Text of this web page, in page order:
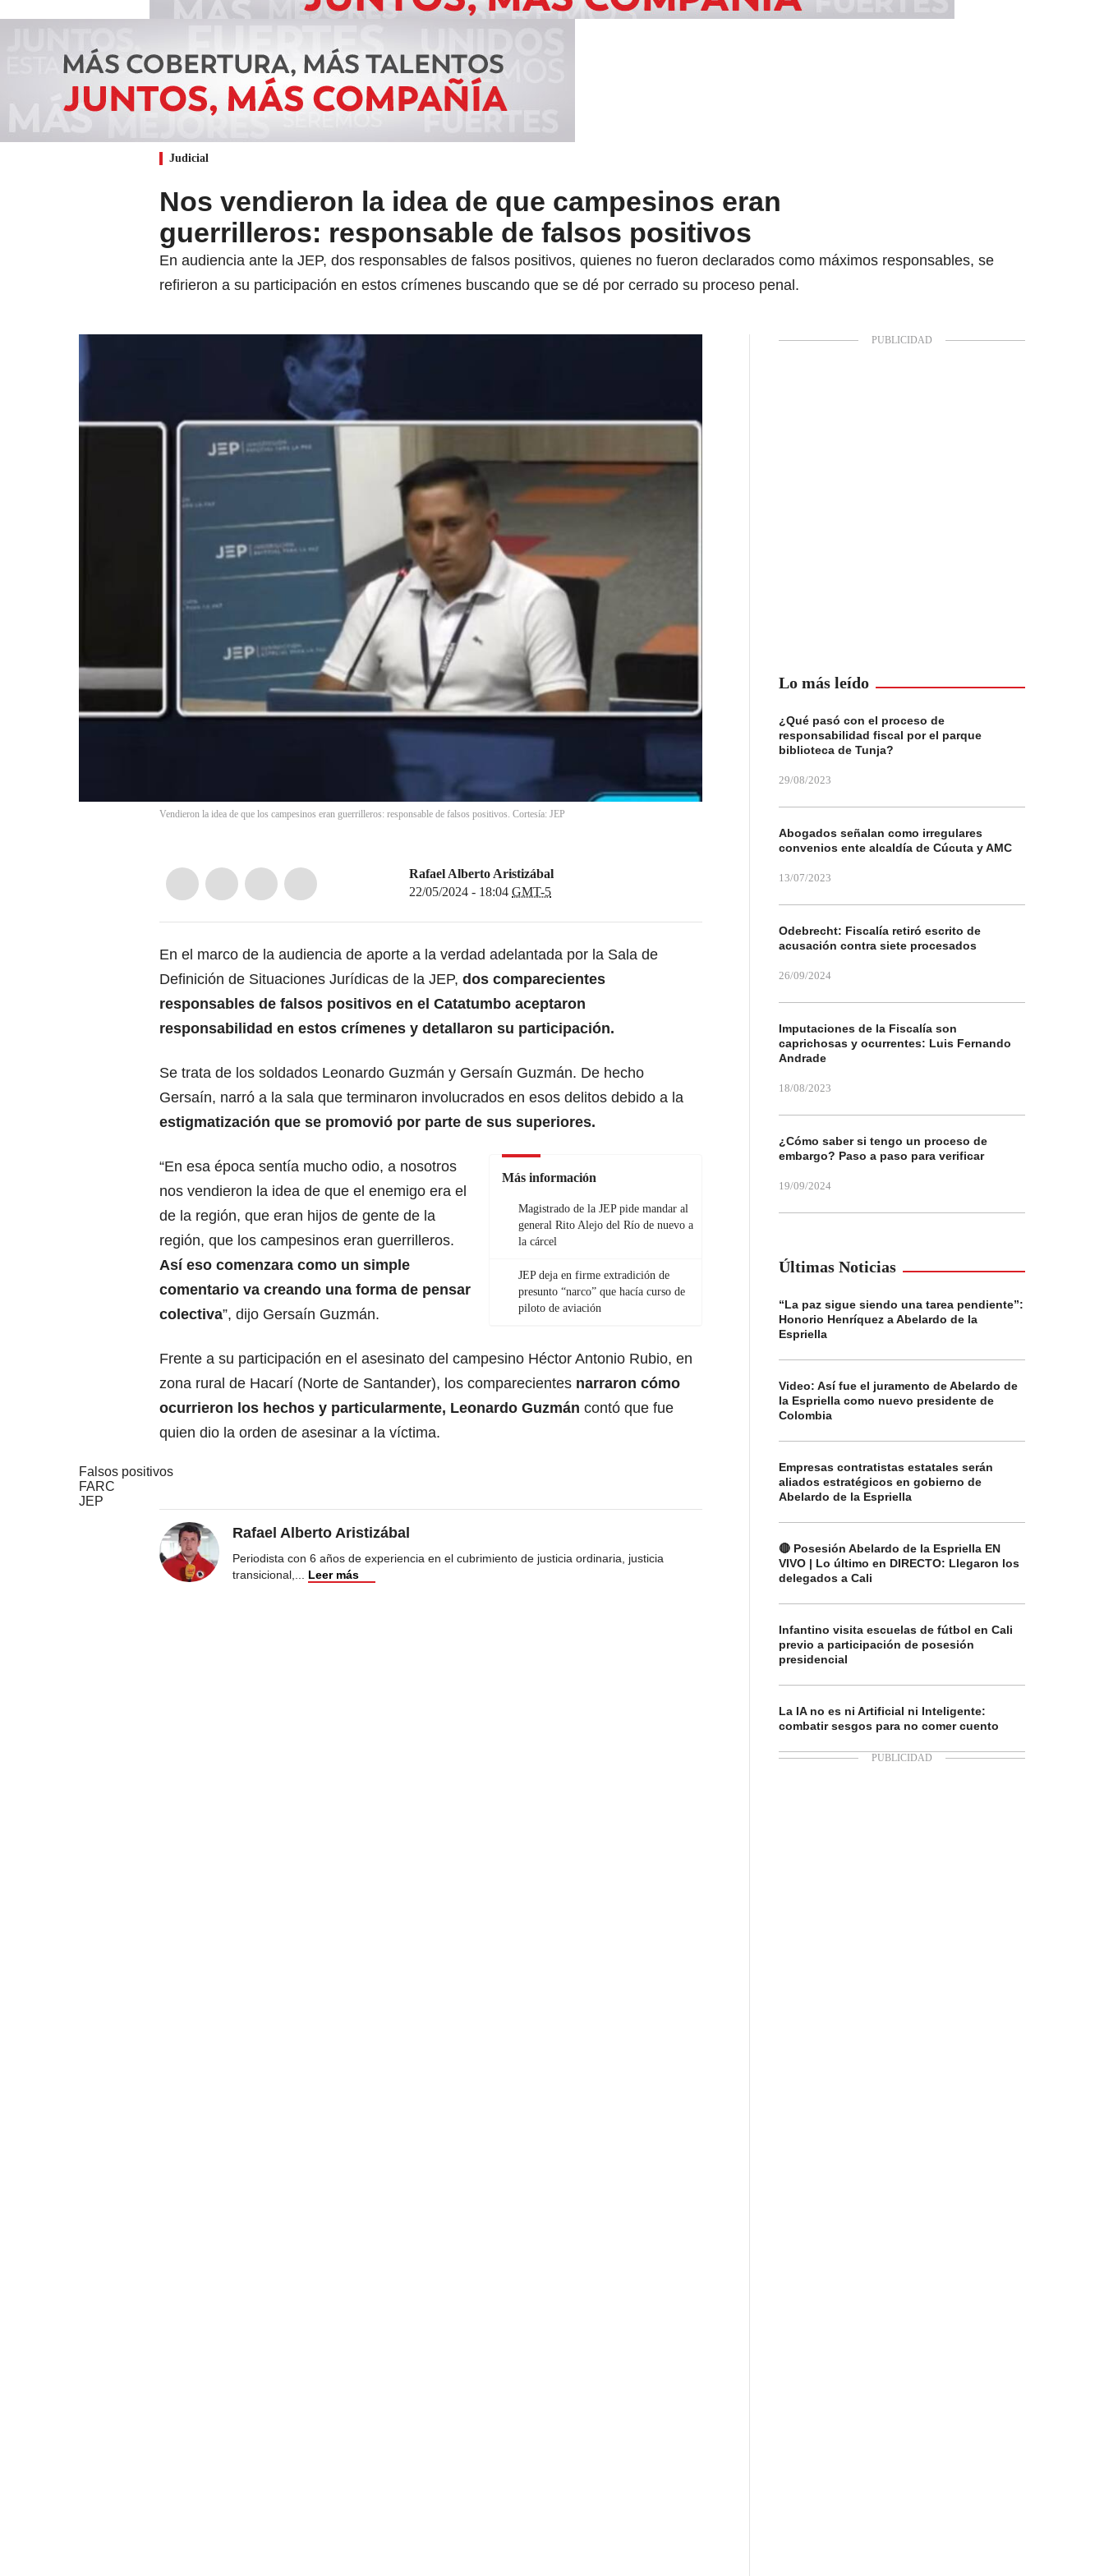
Judicial
Nos vendieron la idea de que campesinos eran
guerrilleros: responsable de falsos positivos
En audiencia ante la JEP, dos responsables de falsos positivos, quienes no fueron declarados como máximos responsables, se
refirieron a su participación en estos crímenes buscando que se dé por cerrado su proceso penal.
Vendieron la idea de que los campesinos eran guerrilleros: responsable de falsos positivos. Cortesía: JEP
Rafael Alberto Aristizábal
22/05/2024 - 18:04 GMT-5
En el marco de la audiencia de aporte a la verdad adelantada por la Sala de
Definición de Situaciones Jurídicas de la JEP, dos comparecientes
responsables de falsos positivos en el Catatumbo aceptaron
responsabilidad en estos crímenes y detallaron su participación.
Se trata de los soldados Leonardo Guzmán y Gersaín Guzmán. De hecho
Gersaín, narró a la sala que terminaron involucrados en esos delitos debido a la
estigmatización que se promovió por parte de sus superiores.
Más información
Magistrado de la JEP pide mandar al
general Rito Alejo del Río de nuevo a
la cárcel
JEP deja en firme extradición de
presunto “narco” que hacía curso de
piloto de aviación
“En esa época sentía mucho odio, a nosotros
nos vendieron la idea de que el enemigo era el
de la región, que eran hijos de gente de la
región, que los campesinos eran guerrilleros.
Así eso comenzara como un simple
comentario va creando una forma de pensar
colectiva”, dijo Gersaín Guzmán.
Frente a su participación en el asesinato del campesino Héctor Antonio Rubio, en
zona rural de Hacarí (Norte de Santander), los comparecientes narraron cómo
ocurrieron los hechos y particularmente, Leonardo Guzmán contó que fue
quien dio la orden de asesinar a la víctima.
Falsos positivos
FARC
JEP
Rafael Alberto Aristizábal
Periodista con 6 años de experiencia en el cubrimiento de justicia ordinaria, justicia
transicional,... Leer más
Lo más leído
¿Qué pasó con el proceso de
responsabilidad fiscal por el parque
biblioteca de Tunja?
29/08/2023
Abogados señalan como irregulares
convenios ente alcaldía de Cúcuta y AMC
13/07/2023
Odebrecht: Fiscalía retiró escrito de
acusación contra siete procesados
26/09/2024
Imputaciones de la Fiscalía son
caprichosas y ocurrentes: Luis Fernando
Andrade
18/08/2023
¿Cómo saber si tengo un proceso de
embargo? Paso a paso para verificar
19/09/2024
Últimas Noticias
“La paz sigue siendo una tarea pendiente”:
Honorio Henríquez a Abelardo de la
Espriella
Video: Así fue el juramento de Abelardo de
la Espriella como nuevo presidente de
Colombia
Empresas contratistas estatales serán
aliados estratégicos en gobierno de
Abelardo de la Espriella
🔴 Posesión Abelardo de la Espriella EN
VIVO | Lo último en DIRECTO: Llegaron los
delegados a Cali
Infantino visita escuelas de fútbol en Cali
previo a participación de posesión
presidencial
La IA no es ni Artificial ni Inteligente:
combatir sesgos para no comer cuento